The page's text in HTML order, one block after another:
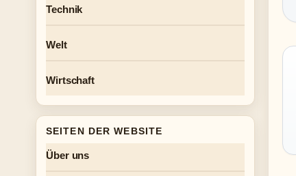
Technik
Welt
Wirtschaft
SEITEN DER WEBSITE
Über uns